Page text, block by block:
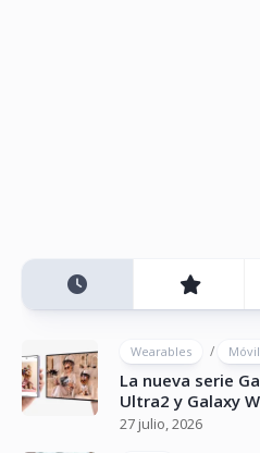
Wearables /
La nueva serie
Ultra2 y Galaxy
27 julio, 2026